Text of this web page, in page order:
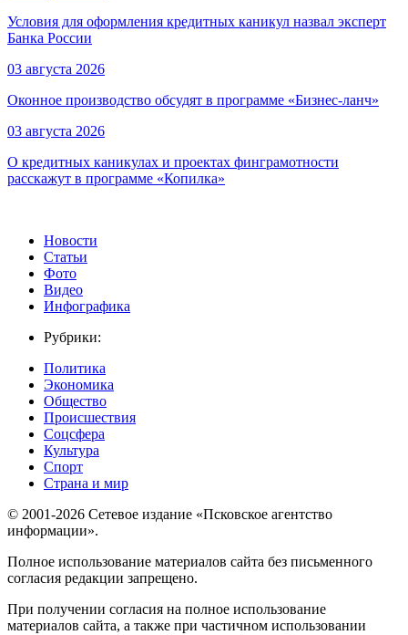
Условия для оформления кредитных каникул назвал эксперт
Банка России
03 августа 2026
Оконное производство обсудят в программе «Бизнес-ланч»
03 августа 2026
О кредитных каникулах и проектах финграмотности
расскажут в программе «Копилка»
Новости
Статьи
Фото
Видео
Инфографика
Рубрики:
Политика
Экономика
Общество
Происшествия
Соцсфера
Культура
Спорт
Страна и мир
© 2001-2026 Сетевое издание «Псковское агентство
информации».
Полное использование материалов сайта без письменного
согласия редакции запрещено.
При получении согласия на полное использование
материалов сайта, а также при частичном использовании